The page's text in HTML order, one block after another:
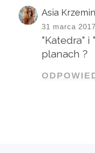
Asia
31 marca
"Katedra"
planach ?